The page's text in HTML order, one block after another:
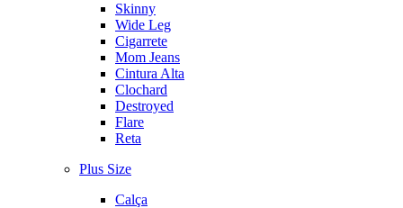
Skinny
Wide Leg
Cigarrete
Mom Jeans
Cintura Alta
Clochard
Destroyed
Flare
Reta
Plus Size
Calça